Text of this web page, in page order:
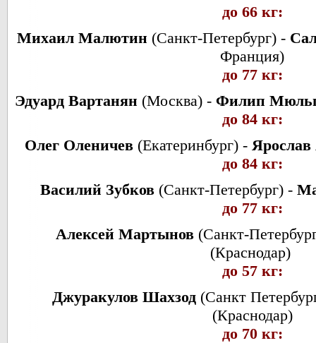
до 66 кг:
Михаил Малютин (Санкт-Петербург) -
Франция)
до 77 кг:
Эдуард Вартанян (Москва) - Филип
до 84 кг:
Олег Оленичев (Екатеринбург) -
до 84 кг:
Василий Зубков (Санкт-Петербург) -
до 77 кг:
Алексей Мартынов (Санкт-
(Краснодар)
до 57 кг:
Джуракулов Шахзод (Санкт
(Краснодар)
до 70 кг: